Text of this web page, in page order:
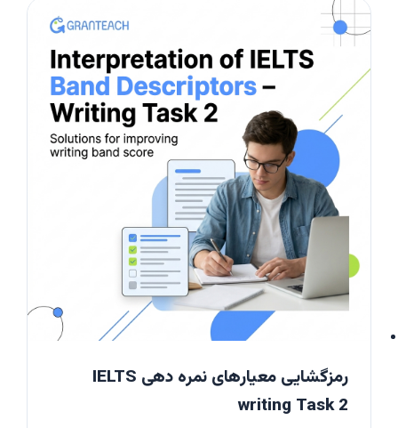
رمزگشایی معیارهای نمره دهی IELTS
writing Task 2